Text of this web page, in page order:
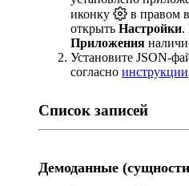
иконку
в правом
открыть Настройки.
Приложения
Установите JSON-
согласно инструкции
Список записей
Демоданные